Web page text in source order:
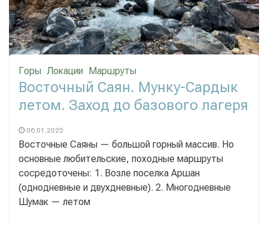
Горы Локации Маршруты
Восточный Саян. Мунку-Сардык
летом. Заход до базового лагеря
06.01.2025
Восточные Саяны — большой горный массив. Но
основные любительские, походные маршруты
сосредоточены: 1. Возле поселка Аршан
(однодневные и двухдневные). 2. Многодневные
Шумак — летом